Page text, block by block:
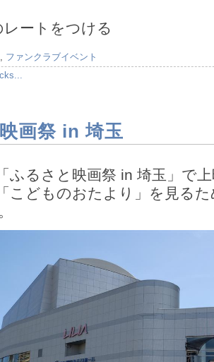
レートをつける
, ファンクラブイベント
画祭 in 埼玉
ふるさと映画祭 in 埼玉」で
こどものおたより」を見る